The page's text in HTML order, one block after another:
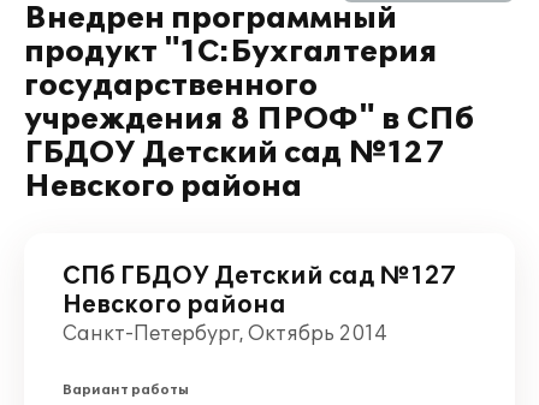
Внедрен программный
продукт "1С:Бухгалтерия
государственного
учреждения 8 ПРОФ" в СПб
ГБДОУ Детский сад №127
Невского района
СПб ГБДОУ Детский сад №127
Невского района
Санкт-Петербург, Октябрь 2014
Вариант работы